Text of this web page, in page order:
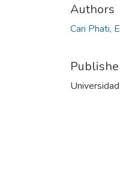
Authors
Cari Phati,